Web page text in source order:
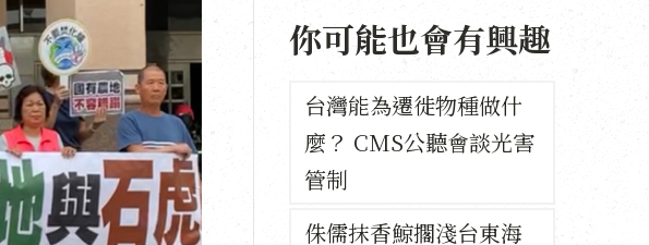
你可能也會有興趣
台灣能為遷徙物種做什
麼？ CMS公聽會談光害
管制
侏儒抹香鯨擱淺台東海